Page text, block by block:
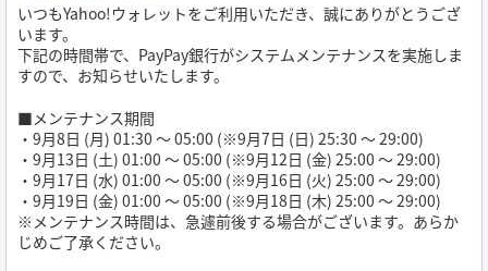
いつもYahoo!ウォレットをご利用いただき、誠にありがとうござ
います。
下記の時間帯で、PayPay銀行がシステムメンテナンスを実施しま
すので、お知らせいたします。
■メンテナンス期間
・9月8日 (月) 01:30 ～ 05:00 (※9月7日 (日) 25:30 ～ 29:00)
・9月13日 (土) 01:00 ～ 05:00 (※9月12日 (金) 25:00 ～ 29:00)
・9月17日 (水) 01:00 ～ 05:00 (※9月16日 (火) 25:00 ～ 29:00)
・9月19日 (金) 01:00 ～ 05:00 (※9月18日 (木) 25:00 ～ 29:00)
※メンテナンス時間は、急遽前後する場合がございます。あらか
じめご了承ください。